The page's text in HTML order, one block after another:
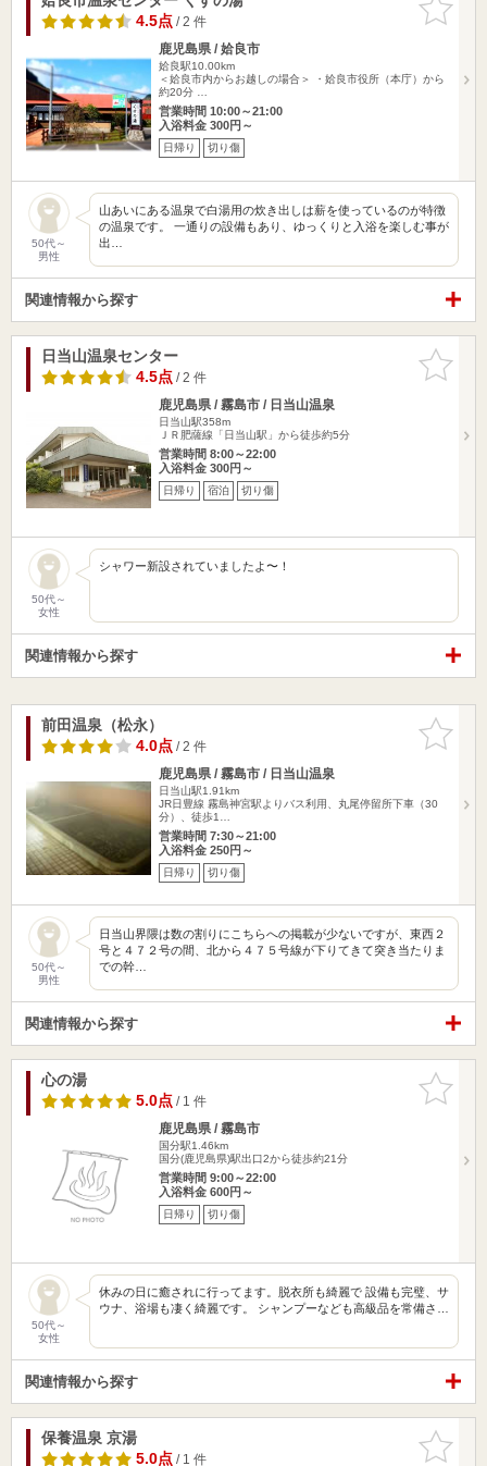
りに追加
4.5点/ 2 件
鹿児島県 / 姶良市
姶良駅10.00km
＜姶良市内からお越しの場合＞ ・姶良市役所（本庁）から
約20分 …
営業時間 10:00～21:00
入浴料金 300円～
日帰り 切り傷
50代～
男性
山あいにある温泉で白湯用の炊き出しは薪を使っているのが特徴
の温泉です。 一通りの設備もあり、ゆっくりと入浴を楽しむ事が
出…
関連情報から探す
お気に入
りに追加
日当山温泉センター
4.5点/ 2 件
鹿児島県 / 霧島市 / 日当山温泉
日当山駅358m
ＪＲ肥薩線「日当山駅」から徒歩約5分
営業時間 8:00～22:00
入浴料金 300円～
日帰り 宿泊 切り傷
50代～
女性
シャワー新設されていましたよ〜！
関連情報から探す
お気に入
りに追加
前田温泉（松永）
4.0点/ 2 件
鹿児島県 / 霧島市 / 日当山温泉
日当山駅1.91km
JR日豊線 霧島神宮駅よりバス利用、丸尾停留所下車（30
分）、徒歩1…
営業時間 7:30～21:00
入浴料金 250円～
日帰り 切り傷
50代～
男性
日当山界隈は数の割りにこちらへの掲載が少ないですが、東西２
号と４７２号の間、北から４７５号線が下りてきて突き当たりま
での幹…
関連情報から探す
お気に入
りに追加
心の湯
5.0点/ 1 件
鹿児島県 / 霧島市
国分駅1.46km
国分(鹿児島県)駅出口2から徒歩約21分
営業時間 9:00～22:00
入浴料金 600円～
日帰り 切り傷
50代～
女性
休みの日に癒されに行ってます。脱衣所も綺麗で 設備も完璧、サ
ウナ、浴場も凄く綺麗です。 シャンプーなども高級品を常備さ…
関連情報から探す
お気に入
りに追加
保養温泉 京湯
5.0点/ 1 件